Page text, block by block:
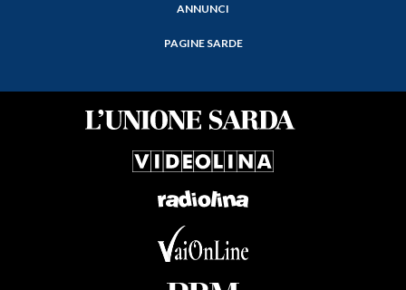
ANNUNCI
PAGINE SARDE